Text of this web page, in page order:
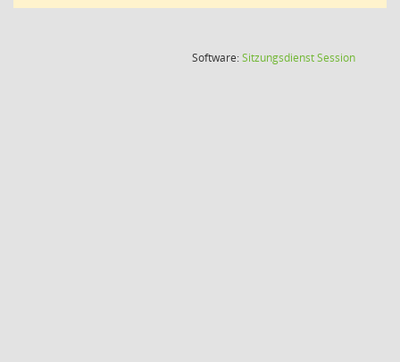
Software:SitzungsdienstSession(Wird in